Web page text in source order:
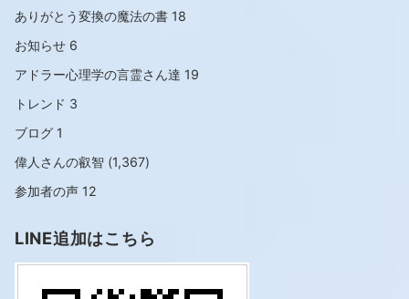
ありがとう変換の魔法の書 18
お知らせ 6
アドラー心理学の言霊さん達 19
トレンド 3
ブログ 1
偉人さんの叡智 (1,367)
参加者の声 12
LINE追加はこちら